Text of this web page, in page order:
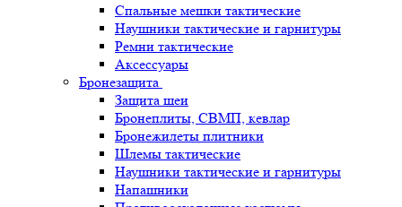
Спальные мешки тактические
Наушники тактические и гарнитуры
Ремни тактические
Аксессуары
Бронезащита
Защита шеи
Бронеплиты, СВМП, кевлар
Бронежилеты плитники
Шлемы тактические
Наушники тактические и гарнитуры
Напашники